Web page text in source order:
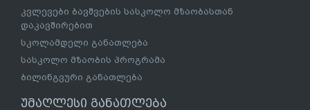
კვლევები ბავშვების სასკოლო მზაობასთან
დაკავშირებით
სკოლამდელი განათლება
სასკოლო მზაობის პროგრამა
ბილინგვური განათლება
უმაღლესი განათლება